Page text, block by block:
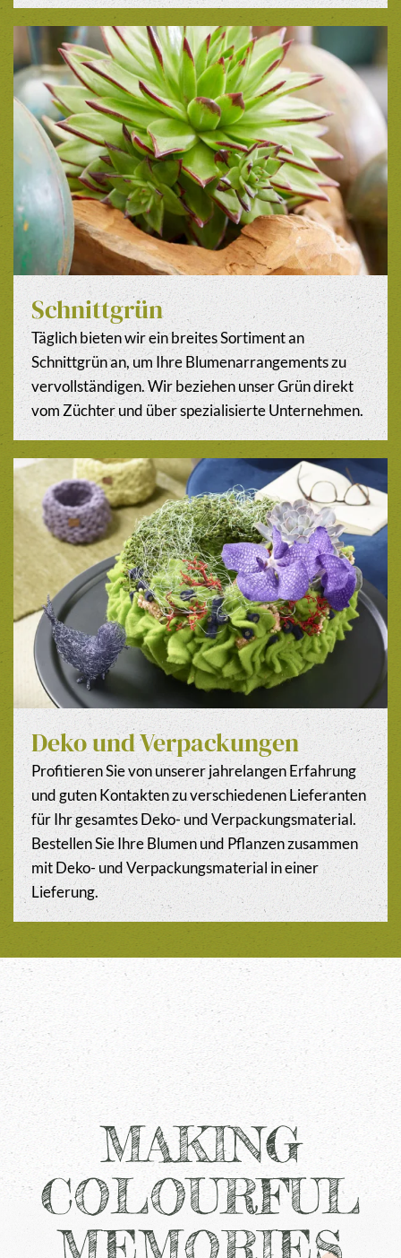
Schnittgrün
Täglich bieten wir ein breites Sortiment an
Schnittgrün an, um Ihre Blumenarrangements zu
vervollständigen. Wir beziehen unser Grün direkt
vom Züchter und über spezialisierte Unternehmen.
Deko und Verpackungen
Profitieren Sie von unserer jahrelangen Erfahrung
und guten Kontakten zu verschiedenen Lieferanten
für Ihr gesamtes Deko- und Verpackungsmaterial.
Bestellen Sie Ihre Blumen und Pflanzen zusammen
mit Deko- und Verpackungsmaterial in einer
Lieferung.
MAKING
COLOURFUL